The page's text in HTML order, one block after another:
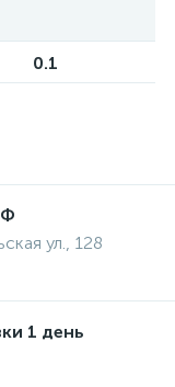
0.1
ул., 128
1 день